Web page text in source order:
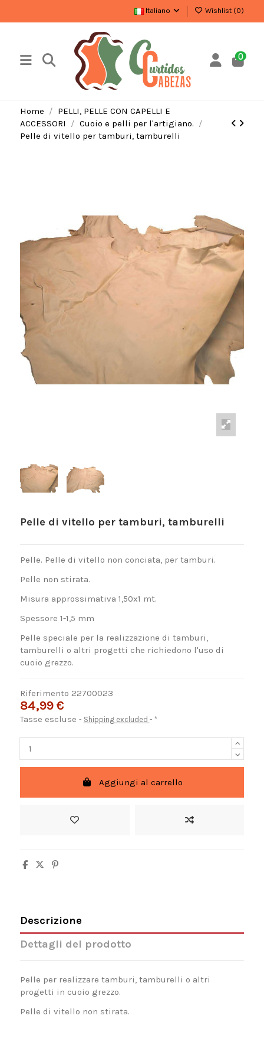
Italiano Wishlist (0)
0
Home
PELLI, PELLE CON CAPELLI E
ACCESSORI
Cuoio e pelli per l'artigiano.
Pelle di vitello per tamburi, tamburelli
Pelle di vitello per tamburi, tamburelli
Pelle. Pelle di vitello non conciata, per tamburi.
Pelle non stirata.
Misura approssimativa 1,50x1 mt.
Spessore 1-1,5 mm
Pelle speciale per la realizzazione di tamburi,
tamburelli o altri progetti che richiedono l'uso di
cuoio grezzo.
Riferimento 22700023
84,99 €
Tasse escluse Shipping excluded *
Aggiungi al carrello
Descrizione
Dettagli del prodotto
Pelle per realizzare tamburi, tamburelli o altri
progetti in cuoio grezzo.
Pelle di vitello non stirata.